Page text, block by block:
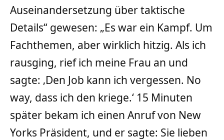
Auseinandersetzung über taktische
Details“ gewesen: „Es war ein Kampf. Um
Fachthemen, aber wirklich hitzig. Als ich
rausging, rief ich meine Frau an und
sagte: ‚Den Job kann ich vergessen. No
way, dass ich den kriege.‘ 15 Minuten
später bekam ich einen Anruf von New
Yorks Präsident, und er sagte: Sie lieben